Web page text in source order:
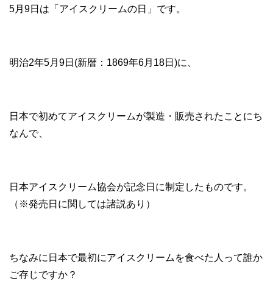
5月9日は「アイスクリームの日」です。
明治2年5月9日(新暦：1869年6月18日)に、
日本で初めてアイスクリームが製造・販売されたことにち
なんで、
日本アイスクリーム協会が記念日に制定したものです。
（※発売日に関しては諸説あり）
ちなみに日本で最初にアイスクリームを食べた人って誰か
ご存じですか？